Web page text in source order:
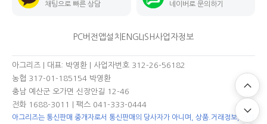
채팅으로 빠른 상담 네이버로 문의하기
PC버전 앱설치 ENGLISH사업자정보
아그리즈 | 대표: 박영환 | 사업자번호 312-26-56182
농협 317-01-185154 박영환
충남 예산군 오가면 신장안길 12-46
전화 1688-3011
| 팩스 041-333-0444
아그리즈는 통신판매 중개자로서 통신판매의 당사자가 아니며, 상품.거래정보, 거래